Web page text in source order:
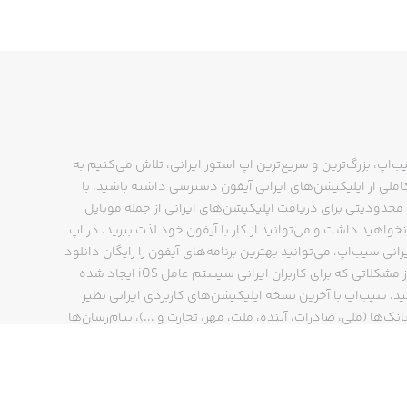
بزرگ‌ترین و سریع‌ترین اپ استور ایرانی، تلاش می‌کنیم به
از اپلیکیشن‌های ایرانی آیفون دسترسی داشته باشید. با
برای دریافت اپلیکیشن‌های ایرانی از جمله موبایل
داشت و می‌توانید از کار با آیفون خود لذت ببرید. در اپ
سیب‌اپ، می‌توانید بهترین برنامه‌های آیفون را رایگان دانلود
کنید و از مشکلاتی که برای کاربران ایرانی سیستم عامل iOS ایجاد شده
سیب‌اپ با آخرین نسخه اپلیکیشن‌های کاربردی ایرانی نظیر
(ملی، صادرات، آینده، ملت، مهر، تجارت و ...)، پیام‌رسان‌ها